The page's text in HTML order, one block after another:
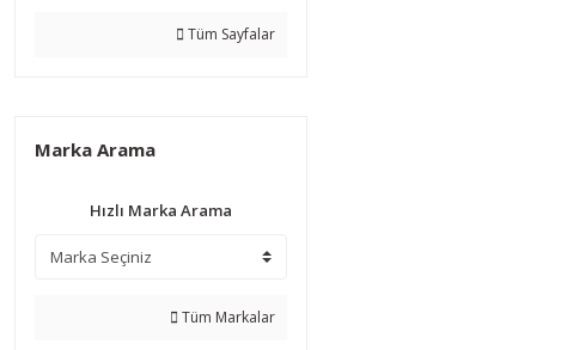
Tüm Sayfalar
Marka Arama
Hızlı Marka Arama
Tüm Markalar